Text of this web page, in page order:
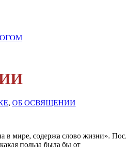
, ОБ ОСВЯЩЕНИИ
в мире, содержа слово жизни».
польза была бы от